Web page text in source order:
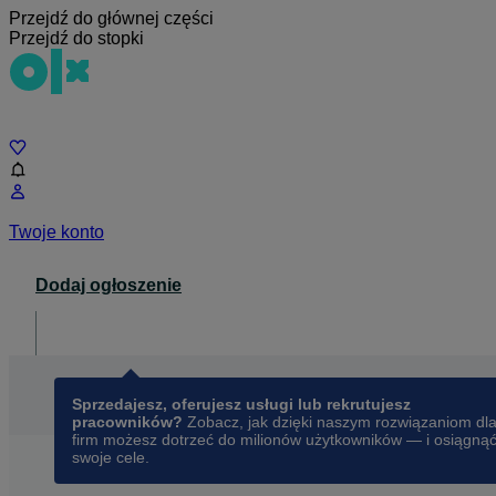
Przejdź do głównej części
Przejdź do stopki
Twoje konto
Dodaj ogłoszenie
Sprzedajesz, oferujesz usługi lub rekrutujesz
pracowników? Zobacz, jak dzięki naszym rozwiązaniom dla
firm możesz dotrzeć do milionów użytkowników — i osiągnąć
swoje cele.